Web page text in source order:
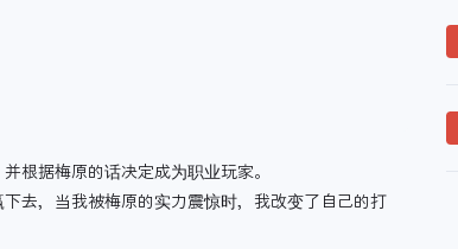
根据梅原的话决定成为职业玩家。
去，当我被梅原的实力震惊时，我改变了自己的打